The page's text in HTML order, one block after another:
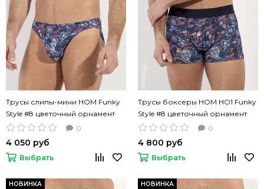
Трусы слипы-мини HOM Funky
Style #8 цветочный орнамент
0
4 050 руб
Выбрать
Трусы боксеры HOM HO1 Funky
Style #8 цветочный орнамент
0
4 800 руб
Выбрать
НОВИНКА НОВИНКА